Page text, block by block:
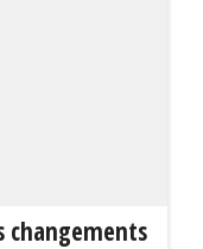
changements